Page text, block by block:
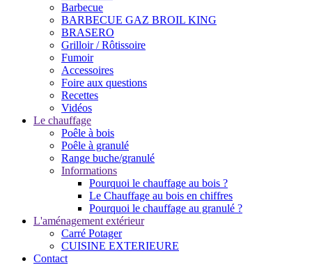
Barbecue
BARBECUE GAZ BROIL KING
BRASERO
Grilloir / Rôtissoire
Fumoir
Accessoires
Foire aux questions
Recettes
Vidéos
Le chauffage
Poêle à bois
Poêle à granulé
Range buche/granulé
Informations
Pourquoi le chauffage au bois ?
Le Chauffage au bois en chiffres
Pourquoi le chauffage au granulé ?
L'aménagement extérieur
Carré Potager
CUISINE EXTERIEURE
Contact